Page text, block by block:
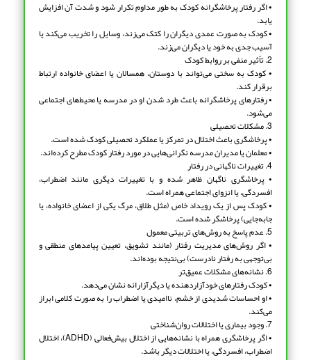
• اگر رفتار پرخاشگرانه کودک به طور مداوم تکرار شود و شدت آن افزایش
یابد.
• کودک به صورت عمدی دیگران را کتک می‌زند، وسایل را تخریب می‌کند یا
آسیب جدی به خود یا دیگران می‌زند.
2. تأثیر منفی بر روابط کودک
• کودک به سختی می‌تواند با دوستان، همسالان یا اعضای خانواده ارتباط
برقرار کند.
• رفتارهای پرخاشگرانه باعث طرد شدن او در مدرسه یا محیط‌های اجتماعی
می‌شود.
3. مشکلات تحصیلی
• پرخاشگری باعث اختلال در تمرکز یا عملکرد تحصیلی کودک شده است.
• معلمان یا مدیران مدرسه نگرانی‌هایی در مورد رفتار کودک مطرح کرده‌اند.
4. تغییرات ناگهانی در رفتار
• پرخاشگری ناگهان ظاهر شده و با تغییرات دیگری مانند اضطراب،
افسردگی، یا انزوای اجتماعی همراه است.
• کودک پس از یک رویداد خاص (مثل طلاق، مرگ یکی از اعضای خانواده، یا
جابه‌جایی) پرخاشگر شده است.
5. عدم پاسخ به روش‌های تربیتی معمول
• اگر روش‌های مدیریت رفتار (مانند تشویق، تعیین پیامدهای منطقی و
بی‌توجهی به رفتار نادرست) بی‌نتیجه بوده‌اند.
6. نشانه‌های مشکلات عمیق‌تر
• کودک رفتارهای خودآزاردهنده یا دیگرآزارانه نشان می‌دهد.
• او احساسات شدیدی از خشم، ناامیدی یا اضطراب را به صورت کلامی ابراز
می‌کند.
7. وجود بیماری یا اختلالات روان‌شناختی
• اگر پرخاشگری همراه با نشانه‌هایی از اختلال بیش‌فعالی (ADHD)، اختلال
اضطراب، افسردگی، یا اختلالات دیگر باشد.